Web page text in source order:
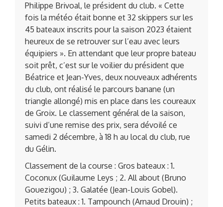
Philippe Brivoal, le président du club. « Cette
fois la météo était bonne et 32 skippers sur les
45 bateaux inscrits pour la saison 2023 étaient
heureux de se retrouver sur l’eau avec leurs
équipiers ». En attendant que leur propre bateau
soit prêt, c’est sur le voilier du président que
Béatrice et Jean-Yves, deux nouveaux adhérents
du club, ont réalisé le parcours banane (un
triangle allongé) mis en place dans les coureaux
de Groix. Le classement général de la saison,
suivi d’une remise des prix, sera dévoilé ce
samedi 2 décembre, à 18 h au local du club, rue
du Gélin.
Classement de la course : Gros bateaux : 1.
Coconux (Guilaume Leys ; 2. All about (Bruno
Gouezigou) ; 3. Galatée (Jean-Louis Gobel).
Petits bateaux : 1. Tampounch (Arnaud Drouin) ;